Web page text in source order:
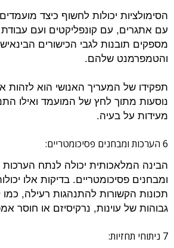
הסימולציות יכולות לחשוף כיצד
עם אתגרים, עם קונפליקטים ועם עבודת
מספקים תובנות לגבי הכישורים
והטמפרמנט שלהם.
תפקידו של המעריך האנושי הוא לזהות
נוסעות מתוך לחץ של המועמד ואילו
מעידות על בעיה.
6 הערכות ומבחנים פסיכומטריים:
הבינה המלאכותית יכולה לנתח הערכות
ומבחנים פסיכומטריים. בדיקות אלו
תכונות הקשורות להתנהגות רעילה,
גבוהות של עוינות, נרקיסיזם או חוסר
7 ניתוחי תחזיות: